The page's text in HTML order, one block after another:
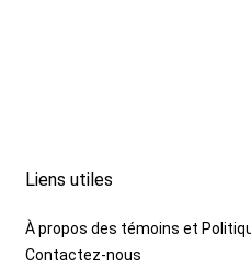
Liens utiles
À propos des témoins et
Contactez-nous